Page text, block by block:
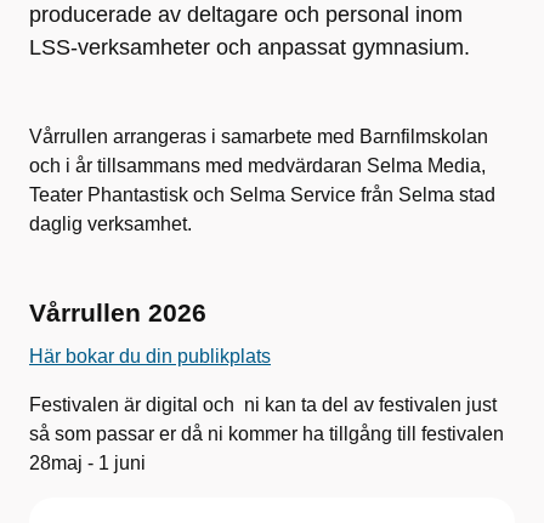
producerade av deltagare och personal inom
LSS-verksamheter och anpassat gymnasium.
Vårrullen arrangeras i samarbete med Barnfilmskolan
och i år tillsammans med medvärdaran Selma Media,
Teater Phantastisk och Selma Service från Selma stad
daglig verksamhet.
Vårrullen 2026
Här bokar du din publikplats
Festivalen är digital och ni kan ta del av festivalen just
så som passar er då ni kommer ha tillgång till festivalen
28maj - 1 juni